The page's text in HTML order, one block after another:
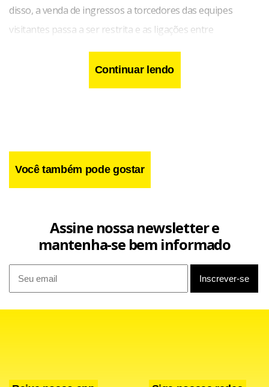
disso, a venda de ingressos a torcedores das equipes
visitantes passa a ser restrita e as ligações entre
administrações dos clubes e torcidas devem ser rompidas.
Continuar lendo
Você também pode gostar
Assine nossa newsletter e
mantenha-se bem informado